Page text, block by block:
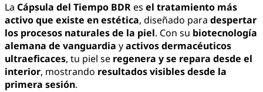
La Cápsula del Tiempo BDRes el tratamiento más
activo que existe en estética, diseñado para despertar
los procesos naturales de la piel. Con su biotecnología
alemana de vanguardia yactivos dermacéuticos
ultraeficaces, tu piel se regenera y se repara desde el
interior, mostrando resultados visibles desde la
primera sesión.